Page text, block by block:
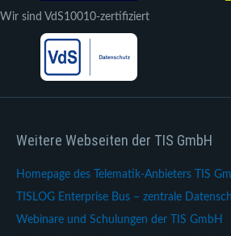
Wir sind VdS10010-zertifiziert
Weitere Webseiten der TIS GmbH
Homepage des Telematik-Anbieters TIS
TISLOG Enterprise Bus – zentrale
Webinare und Schulungen der TIS GmbH